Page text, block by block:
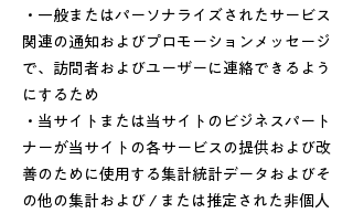
・一般またはパーソナライズされたサービス
関連の通知およびプロモーションメッセージ
で、訪問者およびユーザーに連絡できるよう
にするため
・当サイトまたは当サイトのビジネスパート
ナーが当サイトの各サービスの提供および改
善のために使用する集計統計データおよびそ
の他の集計および / または推定された非個人